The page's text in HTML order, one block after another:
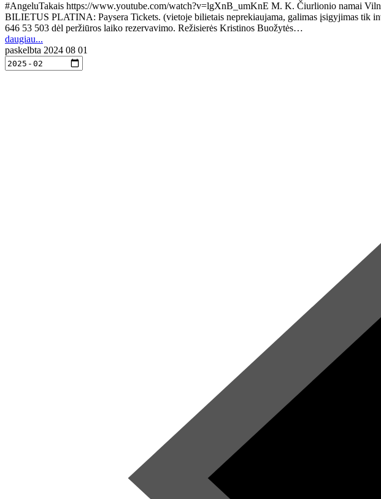
#AngeluTakais https://www.youtube.com/watch?v=lgXnB_umKnE M. K. Čiurlionio namai
BILIETUS PLATINA: Paysera Tickets. (vietoje bilietais neprekiaujama, galimas įsigyjimas tik
646 53 503 dėl peržiūros laiko rezervavimo. Režisierės Kristinos Buožytės…
daugiau...
paskelbta 2024 08 01